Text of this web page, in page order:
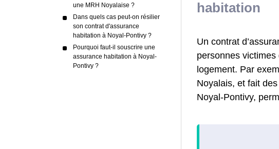
une MRH Noyalaise ?
Dans quels cas peut-on résilier
son contrat d'assurance
habitation à Noyal-Pontivy ?
Pourquoi faut-il souscrire une
assurance habitation à Noyal-
Pontivy ?
habitation
Un contrat
personnes victimes
logement. Par
Noyalais, et fait
Noyal-Pontivy,